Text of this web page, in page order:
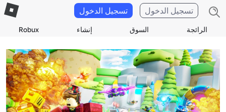
الرائجة السوق إنشاء Robux
تسجيل الدخول تسجيل الدخول